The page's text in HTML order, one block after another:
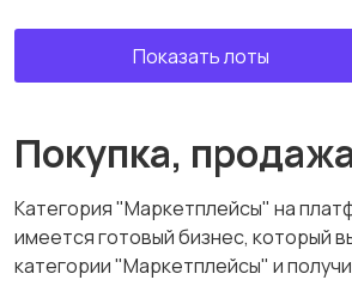
Показать лоты
Покупка,
Категория "Маркетплейсы" на
имеется готовый бизнес, который
категории "Маркетплейсы" и